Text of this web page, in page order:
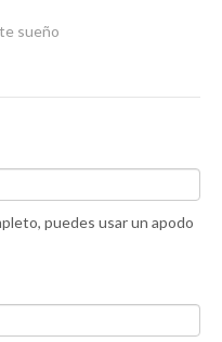
sueño
puedes usar un apodo